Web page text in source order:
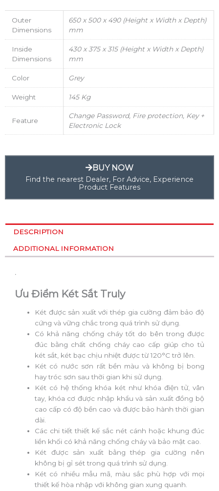
Outer
Dimensions
650 x 500 x 490 (Height x Width x Depth)
mm
Inside
Dimensions
430 x 375 x 315 (Height x Width x Depth)
mm
Color Grey
Weight 145 Kg
Feature
Change Password, Fire protection, Key +
Electronic Lock
BUY NOW
Find the nearest Dealer, For Advice, Experience
Product Features
DESCRIPTION
ADDITIONAL INFORMATION
.
Ưu Điểm Két Sắt Truly
Két được sản xuất với thép gia cường đảm bảo độ
cứng và vững chắc trong quá trình sử dụng.
Có khả năng chống cháy tốt do bên trong được
đúc bằng chất chống cháy cao cấp giúp cho tủ
két sắt, két bạc chịu nhiệt được từ 120°C trở lên.
Két có nước sơn rất bền màu và không bị bong
hay tróc sơn sau thời gian khi sử dụng.
Két có hệ thống khóa két như khóa điện tử, vân
tay, khóa cơ được nhập khẩu và sản xuất đồng bộ
cao cấp có độ bền cao và được bảo hành thời gian
dài.
Các chi tiết thiết kế sắc nét cánh hoặc khung đúc
liền khối có khả năng chống cháy và bảo mật cao.
Két được sản xuất bằng thép gia cường nên
không bị gỉ sét trong quá trình sử dụng.
Két có nhiều mẫu mã, màu sắc phù hợp với mọi
thiết kế hòa nhập với không gian xung quanh.